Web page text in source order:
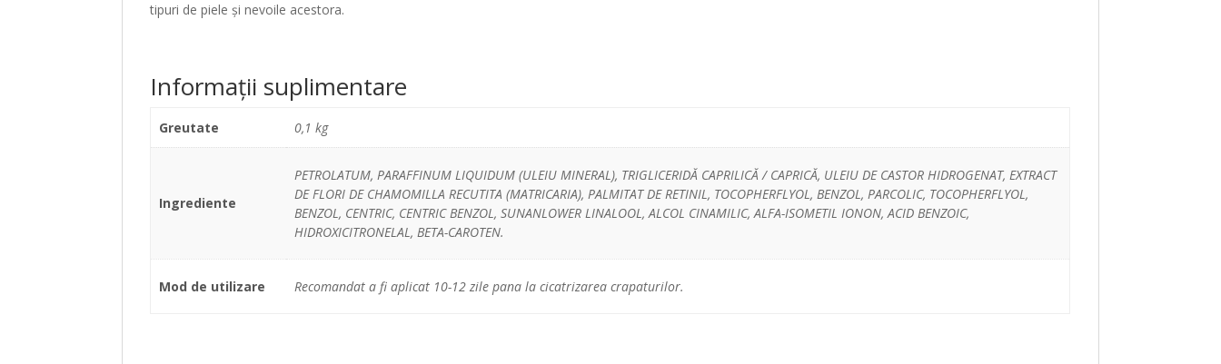
tipuri de piele și nevoile acestora.
Informații suplimentare
Greutate 0,1 kg
Ingrediente
PETROLATUM, PARAFFINUM LIQUIDUM (ULEIU MINERAL), TRIGLICERIDĂ CAPRILICĂ / CAPRICĂ, ULEIU DE CASTOR HIDROGENAT, EXTRACT
DE FLORI DE CHAMOMILLA RECUTITA (MATRICARIA), PALMITAT DE RETINIL, TOCOPHERFLYOL, BENZOL, PARCOLIC, TOCOPHERFLYOL,
BENZOL, CENTRIC, CENTRIC BENZOL, SUNANLOWER LINALOOL, ALCOL CINAMILIC, ALFA-ISOMETIL IONON, ACID BENZOIC,
HIDROXICITRONELAL, BETA-CAROTEN.
Mod de utilizare Recomandat a fi aplicat 10-12 zile pana la cicatrizarea crapaturilor.